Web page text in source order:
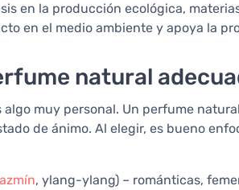
en la producción ecológica,
en el medio ambiente y apoya la
natural
muy personal. Un perfume
de ánimo. Al elegir, es bueno
, ylang-ylang) – románticas,